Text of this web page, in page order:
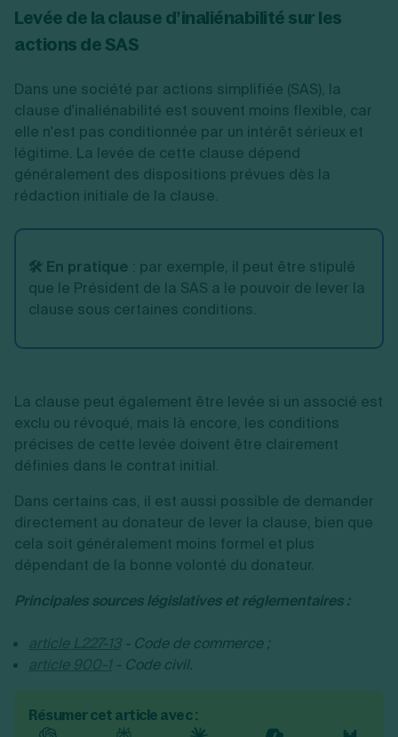
Levée de la clause d’inaliénabilité sur les
actions de SAS
Dans une société par actions simplifiée (SAS), la
clause d'inaliénabilité est souvent moins flexible, car
elle n'est pas conditionnée par un intérêt sérieux et
légitime. La levée de cette clause dépend
généralement des dispositions prévues dès la
rédaction initiale de la clause.
🛠️ En pratique : par exemple, il peut être stipulé
que le Président de la SAS a le pouvoir de lever la
clause sous certaines conditions.
La clause peut également être levée si un associé est
exclu ou révoqué, mais là encore, les conditions
précises de cette levée doivent être clairement
définies dans le contrat initial.
Dans certains cas, il est aussi possible de demander
directement au donateur de lever la clause, bien que
cela soit généralement moins formel et plus
dépendant de la bonne volonté du donateur.
Principales sources législatives et réglementaires :
article L227-13 - Code de commerce ;
article 900-1 - Code civil.
Résumer cet article avec :